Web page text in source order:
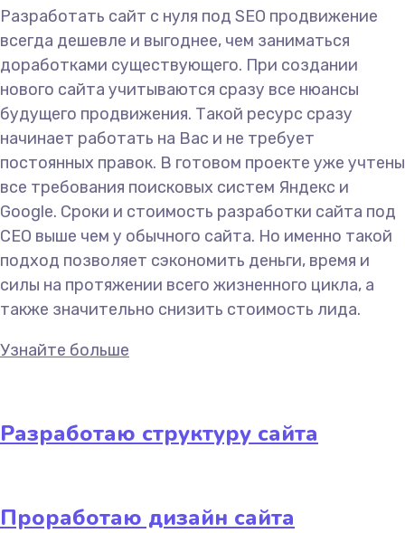
Разработать сайт с нуля под SEO продвижение
всегда дешевле и выгоднее, чем заниматься
доработками существующего. При создании
нового сайта учитываются сразу все нюансы
будущего продвижения. Такой ресурс сразу
начинает работать на Вас и не требует
постоянных правок. В готовом проекте уже учтены
все требования поисковых систем Яндекс и
Google. Сроки и стоимость разработки сайта под
СЕО выше чем у обычного сайта. Но именно такой
подход позволяет сэкономить деньги, время и
силы на протяжении всего жизненного цикла, а
также значительно снизить стоимость лида.
Узнайте больше
Разработаю структуру сайта
Проработаю дизайн сайта